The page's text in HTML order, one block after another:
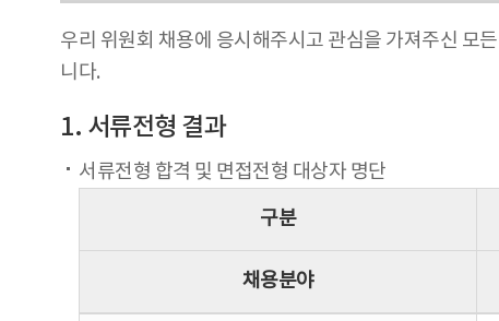
우리 위원회 채용에 응시해주시고 관심을 가져주신 모
니다.
1. 서류전형 결과
서류전형 합격 및 면접전형 대상자 명단
구분
채용분야